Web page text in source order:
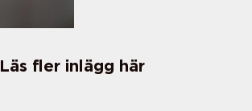
Läs fler inlägg här